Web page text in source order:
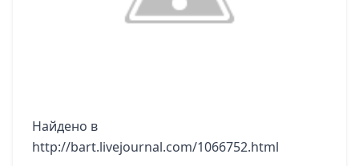
Найдено в
http://bart.livejournal.com/1066752.html